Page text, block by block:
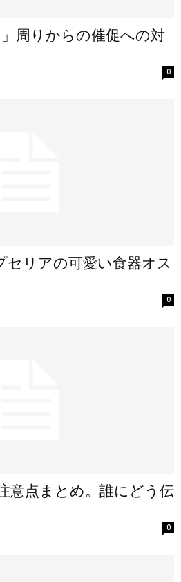
周りからの催促への対
0
セリアの可愛い食器オス
0
意点まとめ。誰にどう伝
0